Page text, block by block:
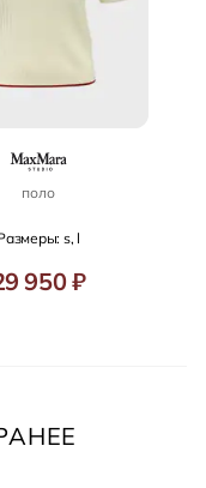
поло
s, l
950 ₽